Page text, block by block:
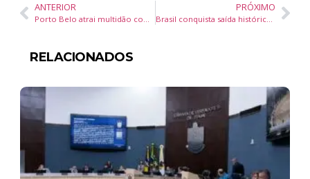
ANTERIOR
Porto Belo atrai multidão com shows e pregações no Festival Gospel 2025
PRÓXIMO
Brasil conquista saída histórica do Mapa da Fome da ONU graças a políticas públicas eficazes
RELACIONADOS